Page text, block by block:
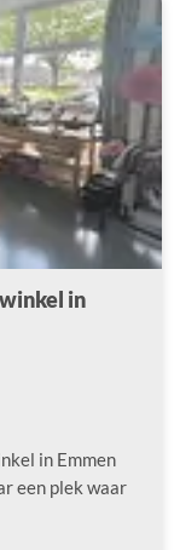
in
in Emmen
een plek waar